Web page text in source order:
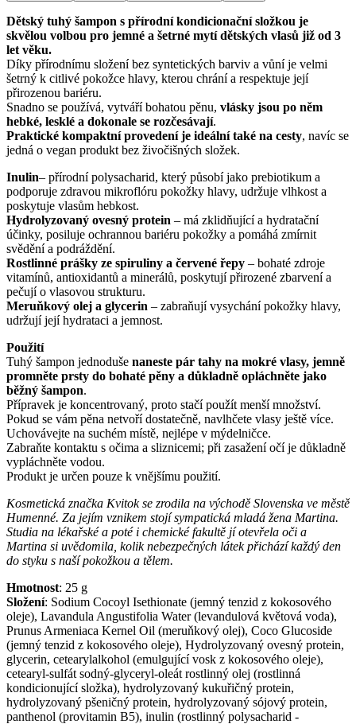
Dětský tuhý šampon s přírodní kondicionační složkou je
skvělou volbou pro jemné a šetrné mytí dětských vlasů již od 3
let věku.
Díky přírodnímu složení bez syntetických barviv a vůní je velmi
šetrný k citlivé pokožce hlavy, kterou chrání a respektuje její
přirozenou bariéru.
Snadno se používá, vytváří bohatou pěnu, vlásky jsou po něm
hebké, lesklé a dokonale se rozčesávají.
Praktické kompaktní provedení je ideální také na cesty, navíc se
jedná o vegan produkt bez živočišných složek.
Inulin– přírodní polysacharid, který působí jako prebiotikum a
podporuje zdravou mikroflóru pokožky hlavy, udržuje vlhkost a
poskytuje vlasům hebkost.
Hydrolyzovaný ovesný protein – má zklidňující a hydratační
účinky, posiluje ochrannou bariéru pokožky a pomáhá zmírnit
svědění a podráždění.
Rostlinné prášky ze spiruliny a červené řepy – bohaté zdroje
vitamínů, antioxidantů a minerálů, poskytují přirozené zbarvení a
pečují o vlasovou strukturu.
Meruňkový olej a glycerin – zabraňují vysychání pokožky hlavy,
udržují její hydrataci a jemnost.
Použití
Tuhý šampon jednoduše naneste pár tahy na mokré vlasy, jemně
promněte prsty do bohaté pěny a důkladně opláchněte jako
běžný šampon.
Přípravek je koncentrovaný, proto stačí použít menší množství.
Pokud se vám pěna netvoří dostatečně, navlhčete vlasy ještě více.
Uchovávejte na suchém místě, nejlépe v mýdelničce.
Zabraňte kontaktu s očima a sliznicemi; při zasažení očí je důkladně
vypláchněte vodou.
Produkt je určen pouze k vnějšímu použití.
Kosmetická značka Kvitok se zrodila na východě Slovenska ve městě
Humenné. Za jejím vznikem stojí sympatická mladá žena Martina.
Studia na lékařské a poté i chemické fakultě jí otevřela oči a
Martina si uvědomila, kolik nebezpečných látek přichází každý den
do styku s naší pokožkou a tělem.
Hmotnost: 25 g
Složení: Sodium Cocoyl Isethionate (jemný tenzid z kokosového
oleje), Lavandula Angustifolia Water (levandulová květová voda),
Prunus Armeniaca Kernel Oil (meruňkový olej), Coco Glucoside
(jemný tenzid z kokosového oleje), Hydrolyzovaný ovesný protein,
glycerin, cetearylalkohol (emulgující vosk z kokosového oleje),
cetearyl-sulfát sodný-glyceryl-oleát rostlinný olej (rostlinná
kondicionující složka), hydrolyzovaný kukuřičný protein,
hydrolyzovaný pšeničný protein, hydrolyzovaný sójový protein,
panthenol (provitamin B5), inulin (rostlinný polysacharid -